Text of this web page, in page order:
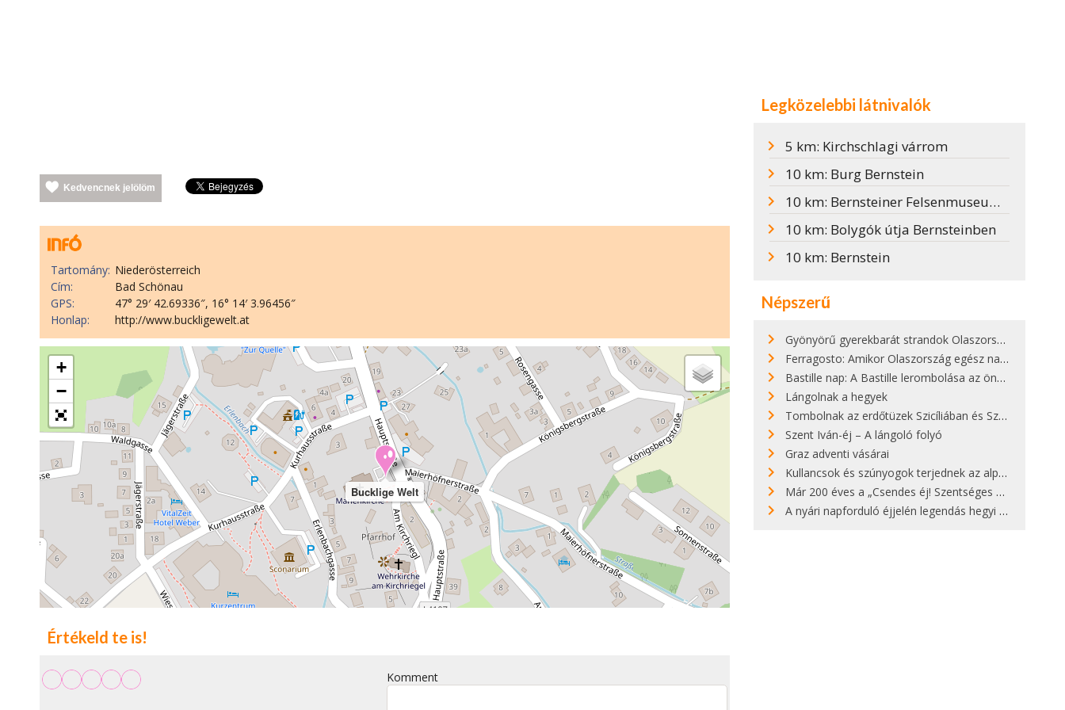
Kedvencnek jelölöm
Tartomány: Niederösterreich
Cím:
Bad Schönau
GPS:
47° 29′ 42.69336″, 16° 14′ 3.96456″
Honlap:
http://www.buckligewelt.at
Bucklige Welt
+
−
Értékeld te is!
Komment
Legközelebbi látnivalók
5 km: Kirchschlagi várrom
10 km: Burg Bernstein
10 km: Bernsteiner Felsenmuseum / Bernsteini Sziklamúzeum
10 km: Bolygók útja Bernsteinben
10 km: Bernstein
Népszerű
Gyönyörű gyerekbarát strandok Olaszországban - megmutatjuk a 15 legjobbat
Ferragosto: Amikor Olaszország egész nap nyaral
Bastille nap: A Bastille lerombolása az önkényuralom végét jelentette
Lángolnak a hegyek
Tombolnak az erdőtüzek Szicíliában és Szardínián
Szent Iván-éj – A lángoló folyó
Graz adventi vásárai
Kullancsok és szúnyogok terjednek az alpesi legelőkön
Már 200 éves a „Csendes éj! Szentséges éj!”
A nyári napforduló éjjelén legendás hegyi tüzek világítják meg Zugspitzét